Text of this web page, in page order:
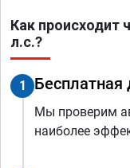
Как происходит
л.с.?
1 Бесплатная
Мы проверим
наиболее